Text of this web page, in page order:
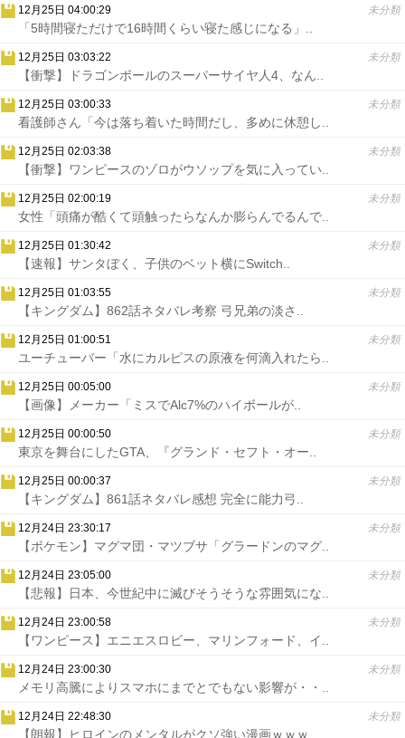
12月25日 04:00:29 未分類
「5時間寝ただけで16時間くらい寝た感じになる」..
12月25日 03:03:22 未分類
【衝撃】ドラゴンボールのスーパーサイヤ人4、なん..
12月25日 03:00:33 未分類
看護師さん「今は落ち着いた時間だし、多めに休憩し..
12月25日 02:03:38 未分類
【衝撃】ワンピースのゾロがウソップを気に入ってい..
12月25日 02:00:19 未分類
女性「頭痛が酷くて頭触ったらなんか膨らんでるんで..
12月25日 01:30:42 未分類
【速報】サンタぼく、子供のベット横にSwitch..
12月25日 01:03:55 未分類
【キングダム】862話ネタバレ考察 弓兄弟の淡さ..
12月25日 01:00:51 未分類
ユーチューバー「水にカルピスの原液を何滴入れたら..
12月25日 00:05:00 未分類
【画像】メーカー「ミスでAlc7%のハイボールが..
12月25日 00:00:50 未分類
東京を舞台にしたGTA、『グランド・セフト・オー..
12月25日 00:00:37 未分類
【キングダム】861話ネタバレ感想 完全に能力弓..
12月24日 23:30:17 未分類
【ポケモン】マグマ団・マツブサ「グラードンのマグ..
12月24日 23:05:00 未分類
【悲報】日本、今世紀中に滅びそうそうな雰囲気にな..
12月24日 23:00:58 未分類
【ワンピース】エニエスロビー、マリンフォード、イ..
12月24日 23:00:30 未分類
メモリ高騰によりスマホにまでとでもない影響が・・..
12月24日 22:48:30 未分類
【朗報】ヒロインのメンタルがクソ強い漫画ｗｗｗ..